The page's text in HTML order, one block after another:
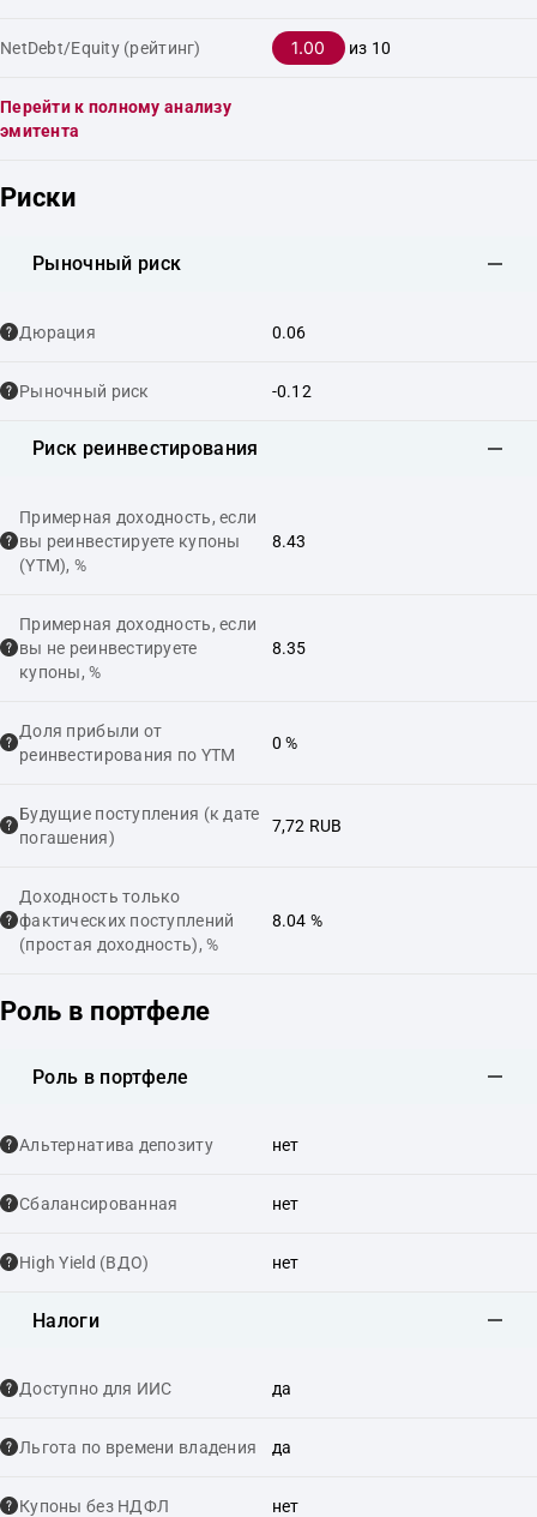
NetDebt/Equity (рейтинг) 1.00 из 10
Перейти к полному анализу
эмитента
Риски
Рыночный риск
Дюрация 0.06
Рыночный риск -0.12
Риск реинвестирования
Примерная доходность, если
вы реинвестируете купоны
(YTM), %
8.43
Примерная доходность, если
вы не реинвестируете
купоны, %
8.35
Доля прибыли от
реинвестирования по YTM
0 %
Будущие поступления (к дате
погашения)
7,72 RUB
Доходность только
фактических поступлений
(простая доходность), %
8.04 %
Роль в портфеле
Роль в портфеле
Альтернатива депозиту нет
Сбалансированная нет
High Yield (ВДО) нет
Налоги
Доступно для ИИС да
Льгота по времени владения да
Купоны без НДФЛ нет